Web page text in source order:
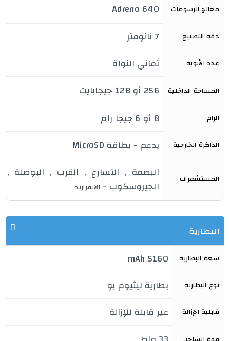
معالج الرسومات Adreno 640
دقة التصنيع 7 نانومتر
عدد الأنوية ثماني النواة
المساحة الداخلية 256 أو 128 جيجابايت
الرام 8 أو 6 جيجا رام
الذاكرة الخارجية يدعم - بطاقة MicroSD
المستشعرات
البصمة , التسارع , القرب , البوصلة ,
الجيروسكوب - الانفراريد
البطارية
سعة البطارية 5160 mAh
نوع البطارية بطارية ليثيوم بو
قابلية الإزالة غير قابلة للإزالة